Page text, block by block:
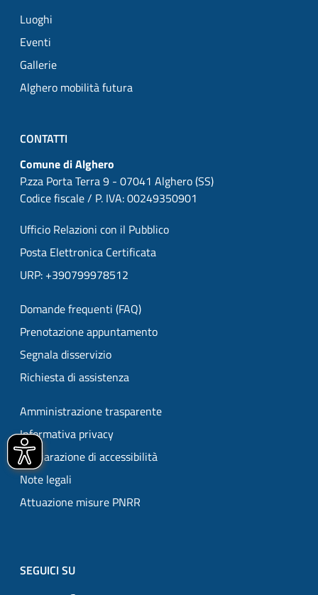
Luoghi
Eventi
Gallerie
Alghero mobilità futura
CONTATTI
Comune di Alghero
P.zza Porta Terra 9 - 07041 Alghero (SS)
Codice fiscale / P. IVA: 00249350901
Ufficio Relazioni con il Pubblico
Posta Elettronica Certificata
URP: +390799978512
Domande frequenti (FAQ)
Prenotazione appuntamento
Segnala disservizio
Richiesta di assistenza
Amministrazione trasparente
Informativa privacy
Dichiarazione di accessibilità
Note legali
Attuazione misure PNRR
SEGUICI SU